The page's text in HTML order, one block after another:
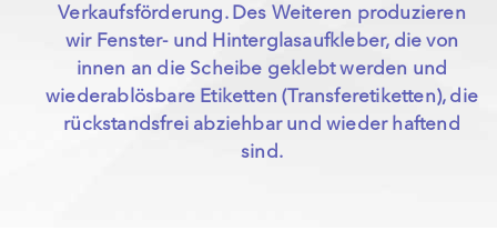
Verkaufsförderung. Des Weiteren produzieren
wir Fenster- und Hinterglasaufkleber, die von
innen an die Scheibe geklebt werden und
wiederablösbare Etiketten (Transferetiketten), die
rückstandsfrei abziehbar und wieder haftend
sind.